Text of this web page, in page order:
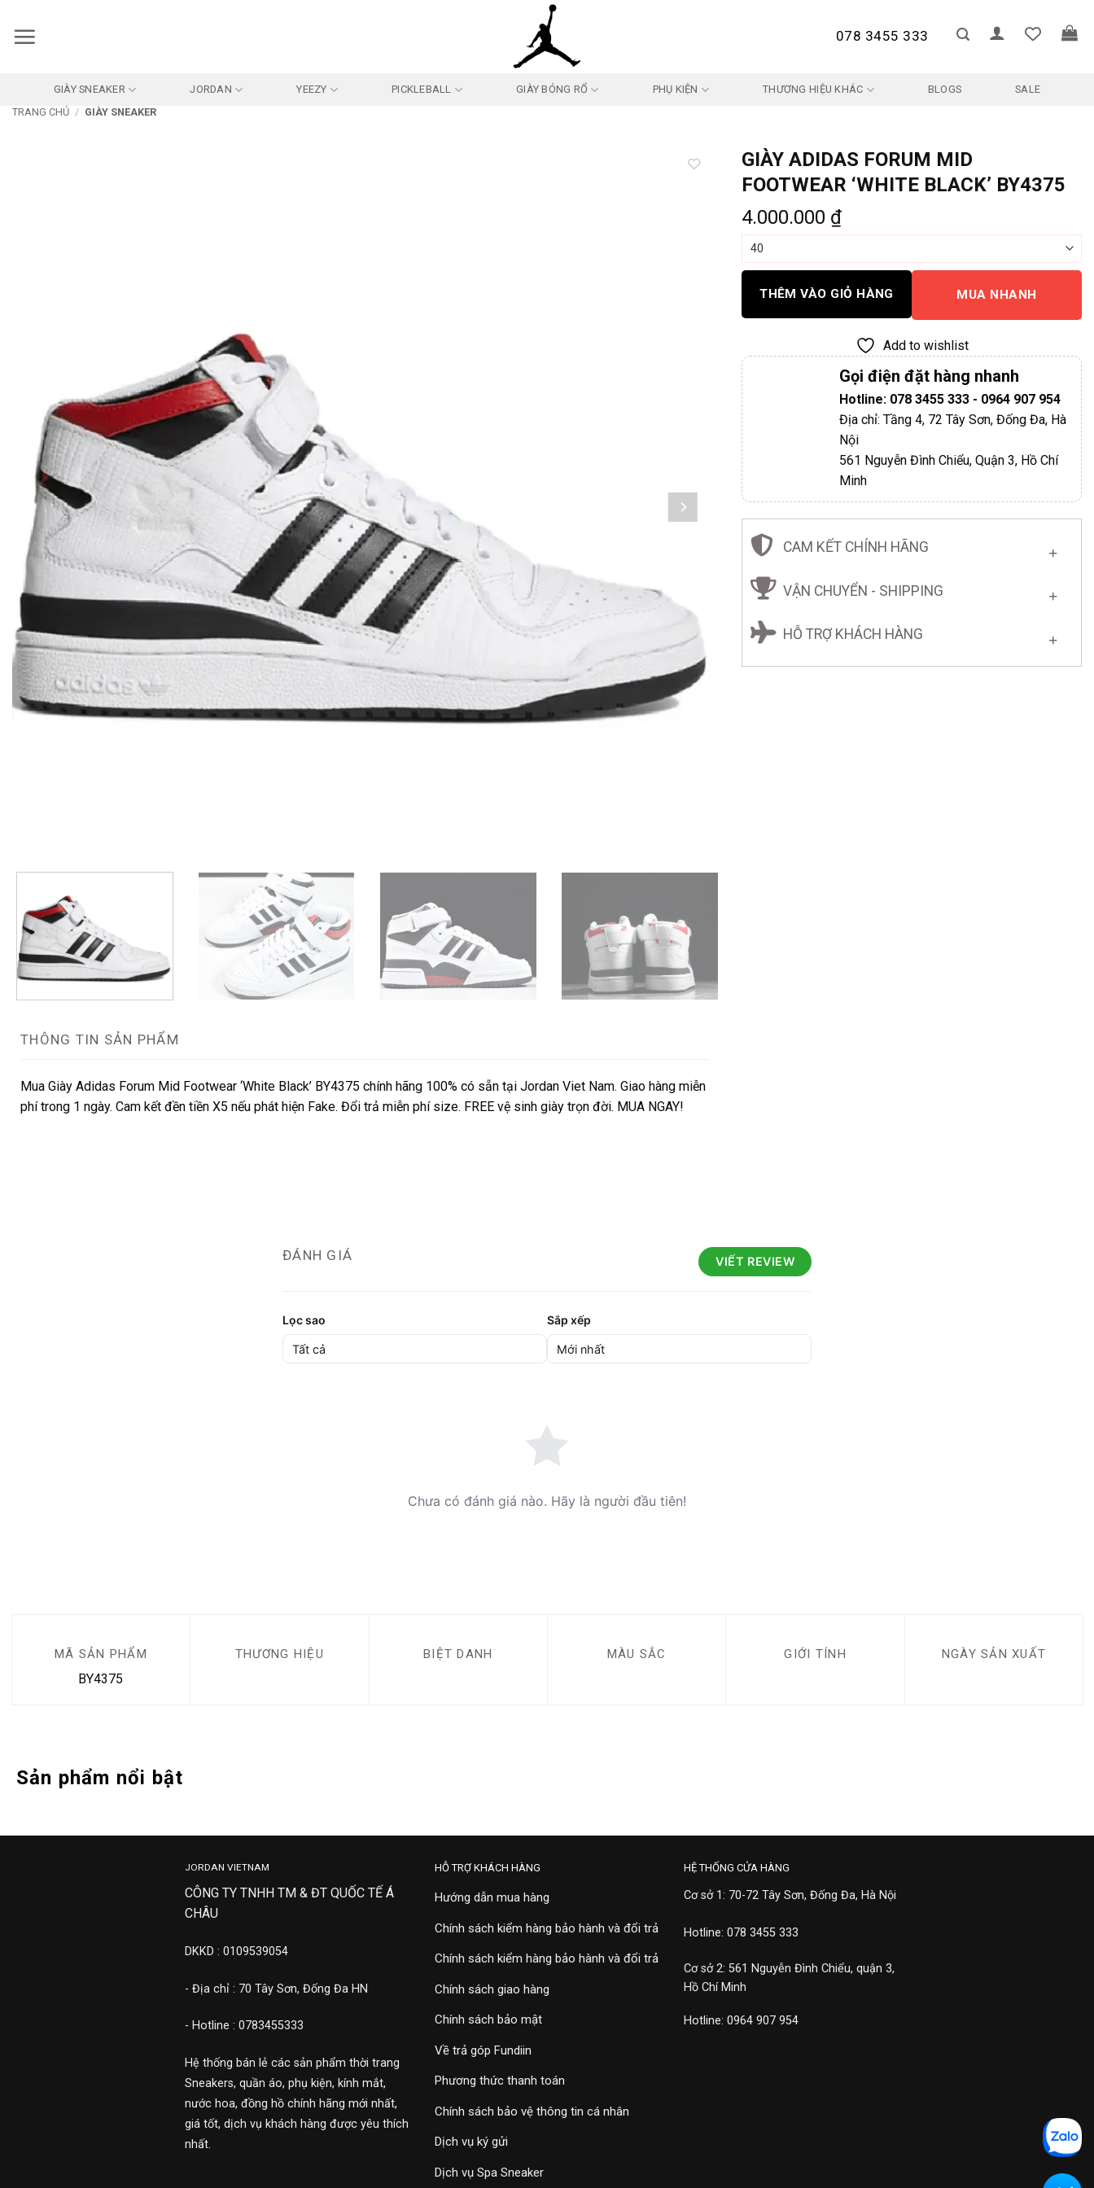
qua
078 3455 333
GIÀY SNEAKER JORDAN YEEZY PICKLEBALL GIÀY BÓNG RỔ PHỤ KIỆN THƯƠNG HIỆU KHÁC BLOGS
SALE
TRANG CHỦ / GIÀY SNEAKER
THÔNG TIN SẢN PHẨM
Mua Giày Adidas Forum Mid Footwear ‘White Black’ BY4375 chính hãng 100% có sẵn tại Jordan Viet Nam. Giao hàng miễn
phí trong 1 ngày. Cam kết đền tiền X5 nếu phát hiện Fake. Đổi trả miễn phí size. FREE vệ sinh giày trọn đời. MUA NGAY!
GIÀY ADIDAS FORUM MID
FOOTWEAR ‘WHITE BLACK’ BY4375
4.000.000 ₫
THÊM VÀO GIỎ HÀNG MUA NHANH
Add to wishlist
Gọi điện đặt hàng nhanh
Hotline: 078 3455 333 - 0964 907 954
Địa chỉ: Tầng 4, 72 Tây Sơn, Đống Đa, Hà
Nội
561 Nguyễn Đình Chiểu, Quận 3, Hồ Chí
Minh
CAM KẾT CHÍNH HÃNG
VẬN CHUYỂN - SHIPPING
HỖ TRỢ KHÁCH HÀNG
ĐÁNH GIÁ VIẾT REVIEW
Lọc sao Sắp xếp
Chưa có đánh giá nào. Hãy là người đầu tiên!
MÃ SẢN PHẨM
BY4375
THƯƠNG HIỆU BIỆT DANH MÀU SẮC GIỚI TÍNH NGÀY SẢN XUẤT
Sản phẩm nổi bật
JORDAN VIETNAM
CÔNG TY TNHH TM & ĐT QUỐC TẾ Á
CHÂU
DKKD : 0109539054
- Địa chỉ : 70 Tây Sơn, Đống Đa HN
- Hotline : 0783455333
Hệ thống bán lẻ các sản phẩm thời trang
Sneakers, quần áo, phụ kiện, kính mắt,
nước hoa, đồng hồ chính hãng mới nhất,
giá tốt, dịch vụ khách hàng được yêu thích
nhất.
HỖ TRỢ KHÁCH HÀNG
Hướng dẫn mua hàng
Chính sách kiểm hàng bảo hành và đổi trả
Chính sách kiểm hàng bảo hành và đổi trả
Chính sách giao hàng
Chính sách bảo mật
Về trả góp Fundiin
Phương thức thanh toán
Chính sách bảo vệ thông tin cá nhân
Dịch vụ ký gửi
Dịch vụ Spa Sneaker
HỆ THỐNG CỬA HÀNG
Cơ sở 1: 70-72 Tây Sơn, Đống Đa, Hà Nội
Hotline: 078 3455 333
Cơ sở 2: 561 Nguyễn Đình Chiểu, quận 3,
Hồ Chí Minh
Hotline: 0964 907 954